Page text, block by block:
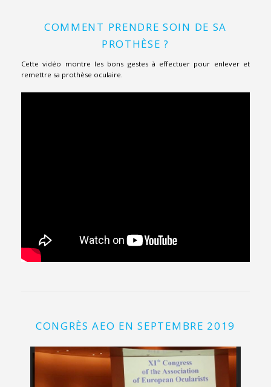
COMMENT PRENDRE SOIN DE SA
PROTHÈSE ?
Cette vidéo montre les bons gestes à effectuer pour enlever et
remettre sa prothèse oculaire.
CONGRÈS AEO EN SEPTEMBRE 2019